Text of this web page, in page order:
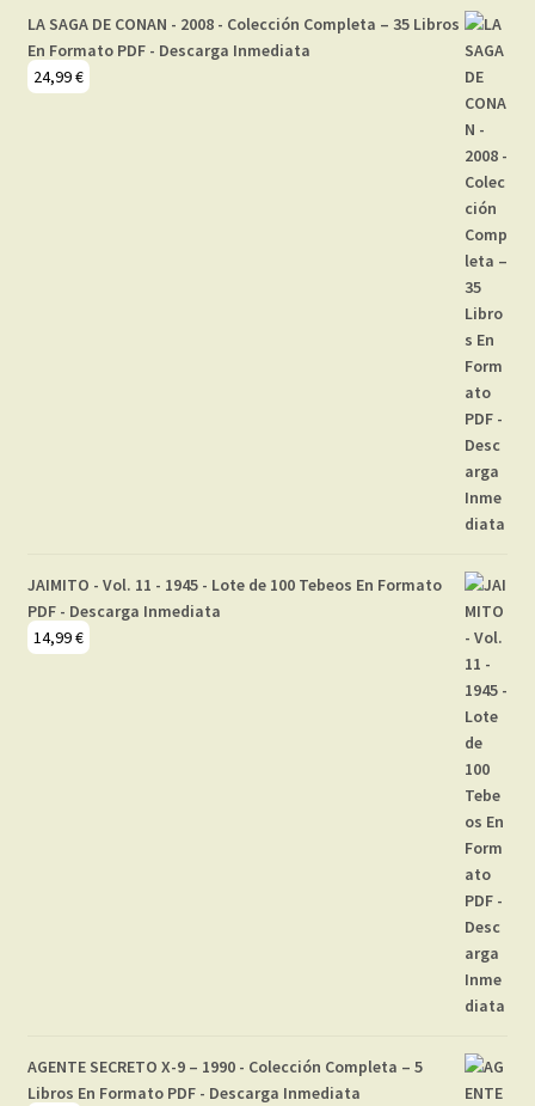
LA SAGA DE CONAN - 2008 - Colección Completa – 35 Libros
En Formato PDF - Descarga Inmediata
24,99€
JAIMITO - Vol. 11 - 1945 - Lote de 100 Tebeos En Formato
PDF - Descarga Inmediata
14,99€
AGENTE SECRETO X-9 – 1990 - Colección Completa – 5
Libros En Formato PDF - Descarga Inmediata